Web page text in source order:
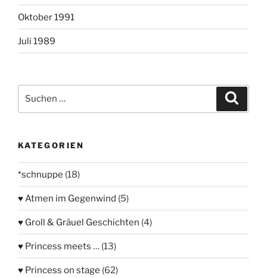
Oktober 1991
Juli 1989
nach:
KATEGORIEN
*schnuppe (18)
♥ Atmen im Gegenwind (5)
♥ Groll & Gräuel Geschichten (4)
♥ Princess meets … (13)
♥ Princess on stage (62)